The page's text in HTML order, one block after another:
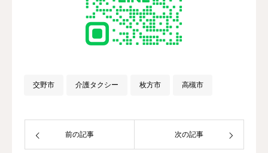
交野市 介護タクシー 枚方市 高槻市
前の記事 次の記事